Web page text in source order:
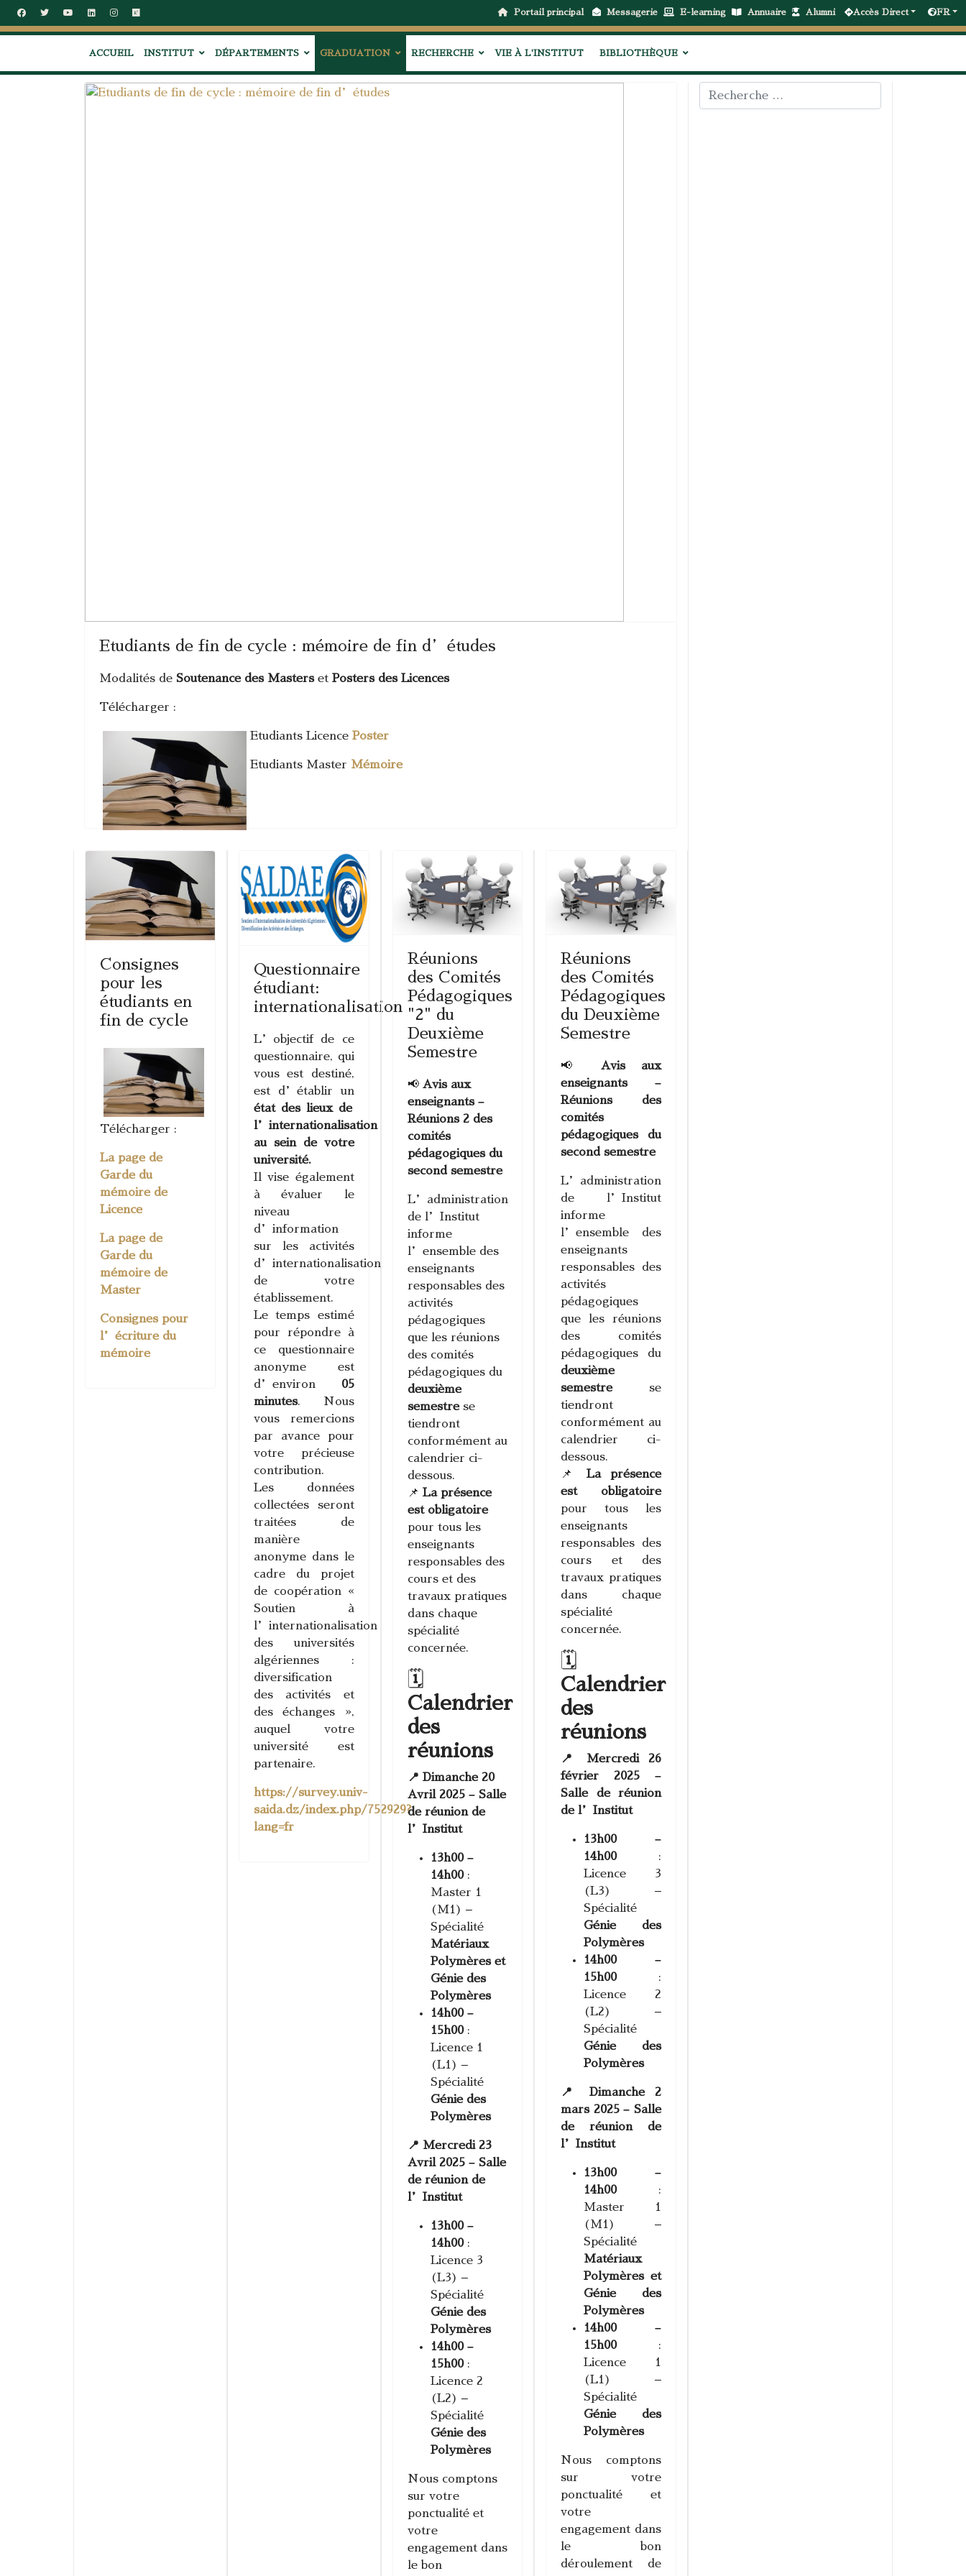
Portail principal Messagerie E-learning Annuaire Alumni Accès Direct FR
ACCUEIL INSTITUT DÉPARTEMENTS GRADUATION RECHERCHE VIE À L'INSTITUT BIBLIOTHÈQUE
Etudiants de fin de cycle : mémoire de fin d’études
Modalités de Soutenance des Masterset Posters des Licences
Télécharger :
Etudiants Licence Poster
Etudiants Master Mémoire
Consignes
pour les
étudiants en
fin de cycle
Télécharger :
La page de
Garde du
mémoire de
Licence
La page de
Garde du
mémoire de
Master
Consignes pour
l’écriture du
mémoire
Questionnaire
étudiant:
internationalisation
L’objectif de ce
questionnaire, qui
vous est destiné,
est d’établir un
état des lieux de
l’internationalisation
au sein de votre
université.
Il vise également
à évaluer le
niveau
d’information
sur les activités
d’internationalisation
de votre
établissement.
Le temps estimé
pour répondre à
ce questionnaire
anonyme est
d’environ05
minutes. Nous
vous remercions
par avance pour
votre précieuse
contribution.
Les données
collectées seront
traitées de
manière
anonyme dans le
cadre du projet
de coopération «
Soutien à
l’internationalisation
des universités
algériennes :
diversification
des activités et
des échanges »,
auquel votre
université est
partenaire.
https://survey.univ-
saida.dz/index.php/752929?
lang=fr
Réunions
des Comités
Pédagogiques
"2" du
Deuxième
Semestre
📢 Avis aux
enseignants –
Réunions 2 des
comités
pédagogiques du
second semestre
L’administration
de l’Institut
informe
l’ensemble des
enseignants
responsables des
activités
pédagogiques
que les réunions
des comités
pédagogiques du
deuxième
semestrese
tiendront
conformément au
calendrier ci-
dessous.
📌 La présence
est obligatoire
pour tous les
enseignants
responsables des
cours et des
travaux pratiques
dans chaque
spécialité
concernée.
🗓️
Calendrier
des
réunions
📍 Dimanche 20
Avril 2025 – Salle
de réunion de
l’Institut
13h00 –
14h00:
Master 1
(M1) –
Spécialité
Matériaux
Polymères et
Génie des
Polymères
14h00 –
15h00:
Licence 1
(L1) –
Spécialité
Génie des
Polymères
📍 Mercredi 23
Avril 2025 – Salle
de réunion de
l’Institut
13h00 –
14h00:
Licence 3
(L3) –
Spécialité
Génie des
Polymères
14h00 –
15h00:
Licence 2
(L2) –
Spécialité
Génie des
Polymères
Nous comptons
sur votre
ponctualité et
votre
engagement dans
le bon
Réunions
des Comités
Pédagogiques
du Deuxième
Semestre
📢 Avis aux
enseignants –
Réunions des
comités
pédagogiques du
second semestre
L’administration
de l’Institut
informe
l’ensemble des
enseignants
responsables des
activités
pédagogiques
que les réunions
des comités
pédagogiques du
deuxième
semestrese
tiendront
conformément au
calendrier ci-
dessous.
📌La présence
est obligatoire
pour tous les
enseignants
responsables des
cours et des
travaux pratiques
dans chaque
spécialité
concernée.
🗓️
Calendrier
des
réunions
📍 Mercredi 26
février 2025 –
Salle de réunion
de l’Institut
13h00 –
14h00:
Licence 3
(L3) –
Spécialité
Génie des
Polymères
14h00 –
15h00:
Licence 2
(L2) –
Spécialité
Génie des
Polymères
📍 Dimanche 2
mars 2025 – Salle
de réunion de
l’Institut
13h00 –
14h00:
Master 1
(M1) –
Spécialité
Matériaux
Polymères et
Génie des
Polymères
14h00 –
15h00:
Licence 1
(L1) –
Spécialité
Génie des
Polymères
Nous comptons
sur votre
ponctualité et
votre
engagement dans
le bon
déroulement de
Rechercher